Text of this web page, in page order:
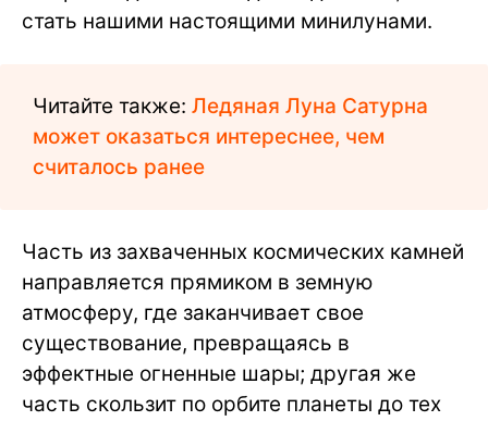
стать нашими настоящими минилунами.
Читайте также: Ледяная Луна Сатурна
может оказаться интереснее, чем
считалось ранее
Часть из захваченных космических камней
направляется прямиком в земную
атмосферу, где заканчивает свое
существование, превращаясь в
эффектные огненные шары; другая же
часть скользит по орбите планеты до тех